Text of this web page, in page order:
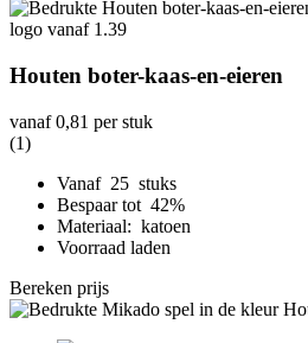
Houten boter-kaas-en-eieren
vanaf0,81 per stuk
(1)
Vanaf 25 stuks
Bespaar tot 42%
Materiaal: katoen
Voorraad laden
Bereken prijs